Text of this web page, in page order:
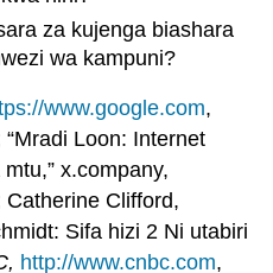
za kujenga biashara
wa kampuni?
www.google.com,
Loon: Internet
x.company,
Clifford,
Sifa hizi 2 Ni utabiri
http://www.cnbc.com,